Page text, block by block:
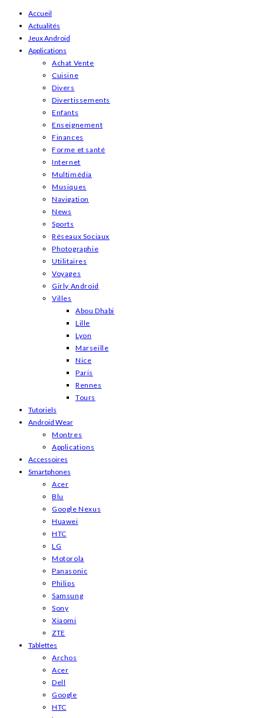
Skip
content
Accueil
Actualités
Jeux Android
Applications
Achat Vente
Cuisine
Divers
Divertissements
Enfants
Enseignement
Finances
Forme et santé
Internet
Multimédia
Musiques
Navigation
News
Sports
Réseaux Sociaux
Photographie
Utilitaires
Voyages
Girly Android
Villes
Abou Dhabi
Lille
Lyon
Marseille
Nice
Paris
Rennes
Tours
Tutoriels
Android Wear
Montres
Applications
Accessoires
Smartphones
Acer
Blu
Google Nexus
Huawei
HTC
LG
Motorola
Panasonic
Philips
Samsung
Sony
Xiaomi
ZTE
Tablettes
Archos
Acer
Dell
Google
HTC